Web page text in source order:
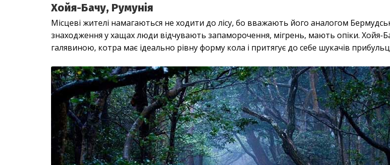
Хойя-Бачу, Румунія
Місцеві жителі намагаються не ходити до лісу, бо вважають його аналогом
знаходження у хащах люди відчувають запаморочення, мігрень, мають опіки. Хойя-
галявиною, котра має ідеально рівну форму кола і притягує до себе шукачів